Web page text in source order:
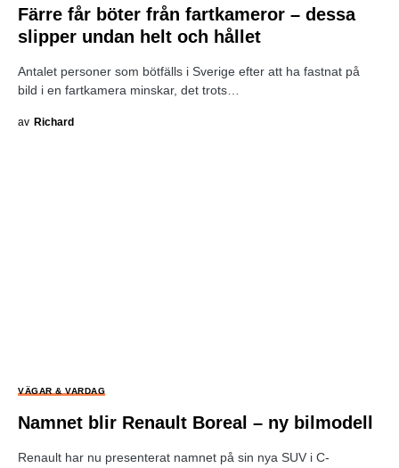
Färre får böter från fartkameror – dessa
slipper undan helt och hållet
Antalet personer som bötfälls i Sverige efter att ha fastnat på
bild i en fartkamera minskar, det trots…
av Richard
VÄGAR & VARDAG
Namnet blir Renault Boreal – ny bilmodell
Renault har nu presenterat namnet på sin nya SUV i C-